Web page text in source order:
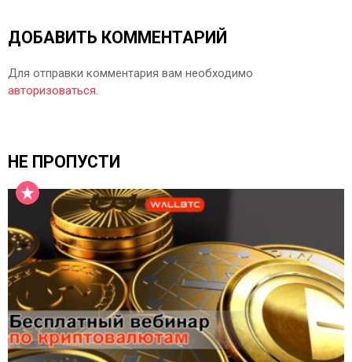
ДОБАВИТЬ КОММЕНТАРИЙ
Для отправки комментария вам необходимо
авторизоваться.
НЕ ПРОПУСТИ